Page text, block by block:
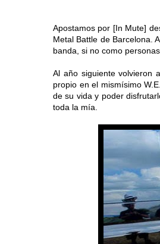
Apostamos por [In Mute]
Metal Battle de Barcelona.
banda, si no como
Al año siguiente volvieron
propio en el mismísimo
de su vida y poder
toda la mía.